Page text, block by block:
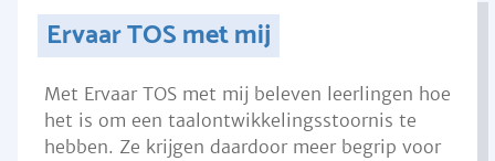
Ervaar TOS met mij
Met Ervaar TOS met mij beleven leerlingen hoe
het is om een taalontwikkelingsstoornis te
hebben. Ze krijgen daardoor meer begrip voor